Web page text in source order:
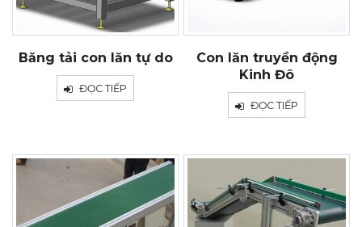
Băng tải con lăn tự do
ĐỌC TIẾP
Con lăn truyền động
Kinh Đô
ĐỌC TIẾP